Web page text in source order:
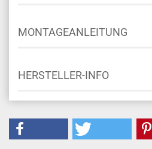
MONTAGEANLEITUNG
HERSTELLER-INFO